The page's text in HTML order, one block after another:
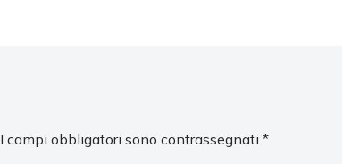
I campi obbligatori sono contrassegnati *